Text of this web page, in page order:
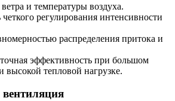
и температуры воздуха.
регулирования интенсивности
распределения притока и
эффективность при большом
высокой тепловой нагрузке.